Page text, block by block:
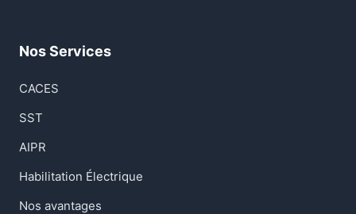
Nos Services
CACES
SST
AIPR
Habilitation Électrique
Nos avantages